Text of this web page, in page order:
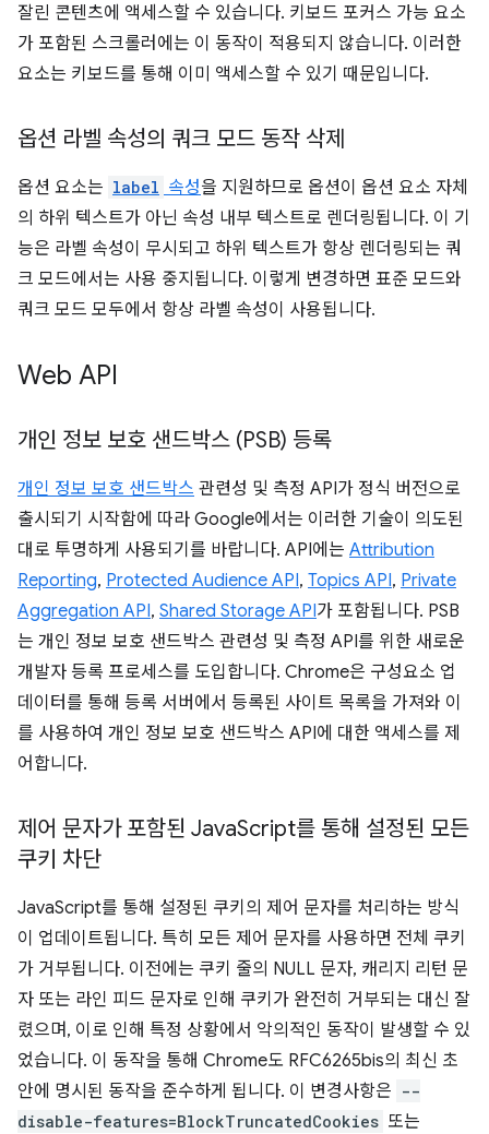
잘린 콘텐츠에 액세스할 수 있습니다. 키보드 포커스 가능 요소
가 포함된 스크롤러에는 이 동작이 적용되지 않습니다. 이러한
요소는 키보드를 통해 이미 액세스할 수 있기 때문입니다.
옵션 라벨 속성의 쿼크 모드 동작 삭제
옵션 요소는 label 속성을 지원하므로 옵션이 옵션 요소 자체
의 하위 텍스트가 아닌 속성 내부 텍스트로 렌더링됩니다. 이 기
능은 라벨 속성이 무시되고 하위 텍스트가 항상 렌더링되는 쿼
크 모드에서는 사용 중지됩니다. 이렇게 변경하면 표준 모드와
쿼크 모드 모두에서 항상 라벨 속성이 사용됩니다.
Web API
개인 정보 보호 샌드박스 (PSB) 등록
개인 정보 보호 샌드박스 관련성 및 측정 API가 정식 버전으로
출시되기 시작함에 따라 Google에서는 이러한 기술이 의도된
대로 투명하게 사용되기를 바랍니다. API에는 Attribution
Reporting, Protected Audience API, Topics API, Private
Aggregation API, Shared Storage API가 포함됩니다. PSB
는 개인 정보 보호 샌드박스 관련성 및 측정 API를 위한 새로운
개발자 등록 프로세스를 도입합니다. Chrome은 구성요소 업
데이터를 통해 등록 서버에서 등록된 사이트 목록을 가져와 이
를 사용하여 개인 정보 보호 샌드박스 API에 대한 액세스를 제
어합니다.
제어 문자가 포함된 JavaScript를 통해 설정된 모든
쿠키 차단
JavaScript를 통해 설정된 쿠키의 제어 문자를 처리하는 방식
이 업데이트됩니다. 특히 모든 제어 문자를 사용하면 전체 쿠키
가 거부됩니다. 이전에는 쿠키 줄의 NULL 문자, 캐리지 리턴 문
자 또는 라인 피드 문자로 인해 쿠키가 완전히 거부되는 대신 잘
렸으며, 이로 인해 특정 상황에서 악의적인 동작이 발생할 수 있
었습니다. 이 동작을 통해 Chrome도 RFC6265bis의 최신 초
안에 명시된 동작을 준수하게 됩니다. 이 변경사항은 --
disable-features=BlockTruncatedCookies 또는